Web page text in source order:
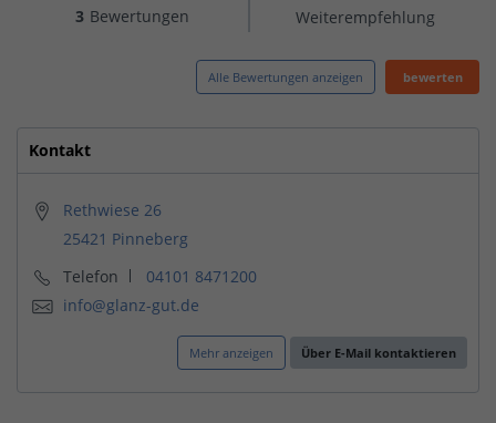
3 Bewertungen
Weiterempfehlung
Alle Bewertungen anzeigen bewerten
Kontakt
Rethwiese 26
25421 Pinneberg
Telefon
04101 8471200
info@glanz-gut.de
Mehr anzeigen Über E-Mail kontaktieren